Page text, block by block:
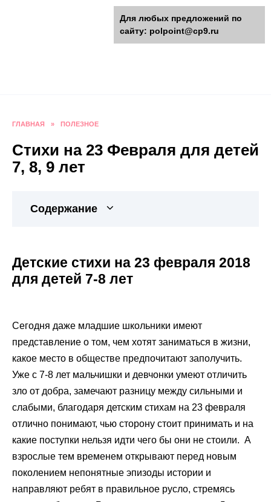
polpoint.ru - Разнообразные
поделки к праздникам
ГЛАВНАЯ » ПОЛЕЗНОЕ
Стихи на 23 Февраля для детей
7, 8, 9 лет
Содержание
Детские стихи на 23 февраля 2018
для детей 7-8 лет
Сегодня даже младшие школьники имеют
представление о том, чем хотят заниматься в жизни,
какое место в обществе предпочитают заполучить.
Уже с 7-8 лет мальчишки и девчонки умеют отличить
зло от добра, замечают разницу между сильными и
слабыми, благодаря детским стихам на 23 февраля
отлично понимают, чью сторону стоит принимать и на
какие поступки нельзя идти чего бы они не стоили. А
взрослые тем временем открывают перед новым
поколением непонятные эпизоды истории и
направляют ребят в правильное русло, стремясь
Для любых предложений по
сайту: polpoint@cp9.ru